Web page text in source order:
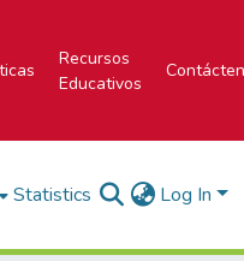
Recursos
Educativos
Statistics Log In